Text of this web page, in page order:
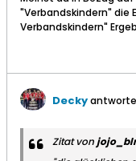
"Verbandskindern" die
Verbandskindern"
Decky
Zitat von